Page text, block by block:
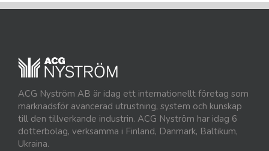
ACG Nyström AB är idag ett internationellt företag som
marknadsför avancerad utrustning, system och kunskap
till den tillverkande industrin. ACG Nyström har idag 6
dotterbolag, verksamma i Finland, Danmark, Baltikum,
Ukraina.